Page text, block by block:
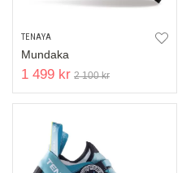
TENAYA
Mundaka
1 499 kr 2 100 kr